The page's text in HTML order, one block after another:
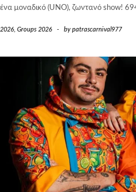
ένα μοναδικό (UNO), ζωντανό show!
2026, Groups 2026 - bypatrascarnival977